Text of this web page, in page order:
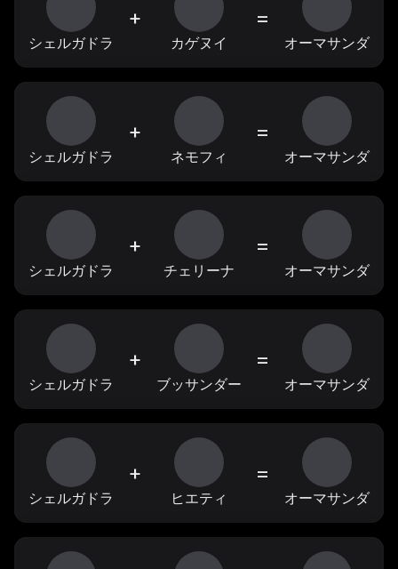
シェルガドラ
+
カゲヌイ
=
オーマサンダ
シェルガドラ
+
ネモフィ
=
オーマサンダ
シェルガドラ
+
チェリーナ
=
オーマサンダ
シェルガドラ
+
ブッサンダー
=
オーマサンダ
シェルガドラ
+
ヒエティ
=
オーマサンダ